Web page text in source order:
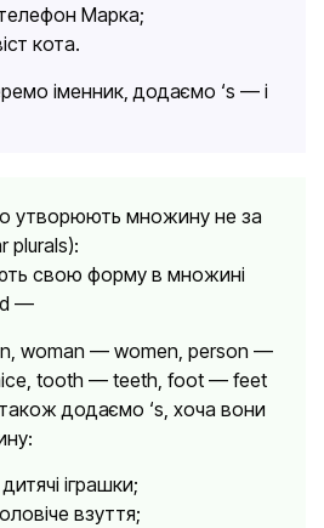
Марка;
кота.
іменник, додаємо ‘s — і
утворюють множину не за
plurals):
свою форму в множині
—
woman — women, person —
tooth — teeth, foot — feet
додаємо ‘s, хоча вони
іграшки;
взуття;